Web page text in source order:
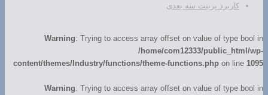
کاربرد پرینت سه بعدی
Warning: Trying to access array offset on value of type bool in
/home/com12333/public_html/wp-
content/themes/Industry/functions/theme-functions.php on line 1095
Warning: Trying to access array offset on value of type bool in